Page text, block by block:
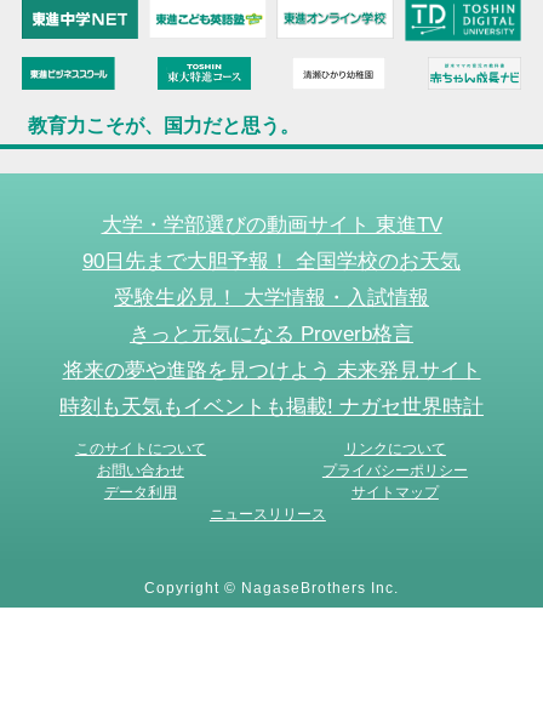
教育力こそが、国力だと思う。
大学・学部選びの動画サイト 東進TV
90日先まで大胆予報！ 全国学校のお天気
受験生必見！ 大学情報・入試情報
きっと元気になる Proverb格言
将来の夢や進路を見つけよう 未来発見サイト
時刻も天気もイベントも掲載! ナガセ世界時計
このサイトについて
リンクについて
お問い合わせ
プライバシーポリシー
データ利用
サイトマップ
ニュースリリース
Copyright © NagaseBrothers Inc.